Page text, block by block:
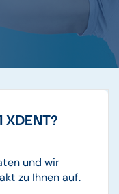
und wir
zu Ihnen auf.